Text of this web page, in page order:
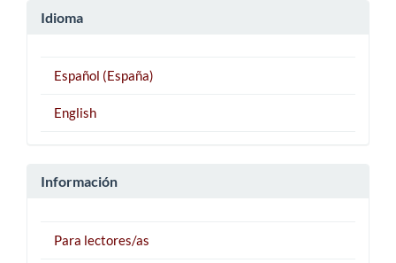
Idioma
Español (España)
English
Información
Para lectores/as